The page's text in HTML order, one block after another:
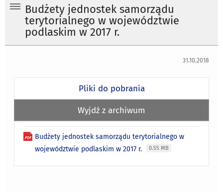
Budżety jednostek samorządu
terytorialnego w województwie
podlaskim w 2017 r.
31.10.2018
Pliki do pobrania
Wyjdź z archiwum
Budżety jednostek samorządu terytorialnego w
województwie podlaskim w 2017 r.
0.55 MB